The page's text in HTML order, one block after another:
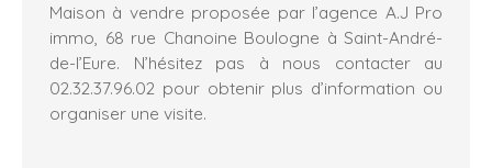
Maison à vendre proposée par l’agence A.J Pro
immo, 68 rue Chanoine Boulogne à Saint-André-
de-l’Eure. N’hésitez pas à nous contacter au
02.32.37.96.02 pour obtenir plus d’information ou
organiser une visite.